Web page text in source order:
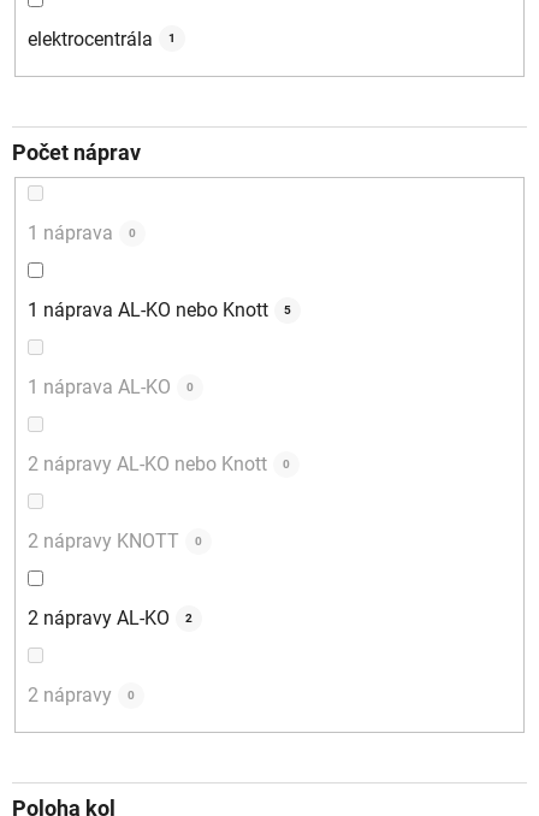
elektrocentrála 1
Počet náprav
1 náprava 0
1 náprava AL-KO nebo Knott 5
1 náprava AL-KO 0
2 nápravy AL-KO nebo Knott 0
2 nápravy KNOTT 0
2 nápravy AL-KO 2
2 nápravy 0
Poloha kol